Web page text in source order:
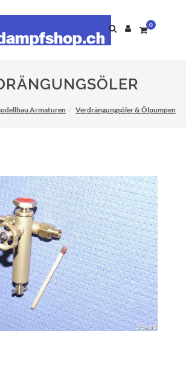
0
Armaturen Verdrängungsöler & Ölpumpen